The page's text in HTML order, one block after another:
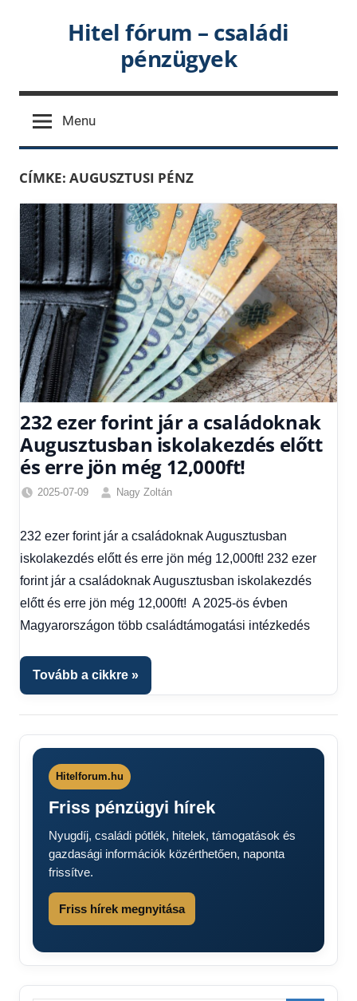
Hitel fórum – családi
pénzügyek
Menu
CÍMKE: AUGUSZTUSI PÉNZ
232 ezer forint jár a családoknak
Augusztusban iskolakezdés előtt
és erre jön még 12,000ft!
2025-07-09
Nagy Zoltán
Gazdaság,
Hírek,
Hírek
kézből,
232 ezer forint jár a családoknak Augusztusban
iskolakezdés előtt és erre jön még 12,000ft! 232 ezer
forint jár a családoknak Augusztusban iskolakezdés
előtt és erre jön még 12,000ft! A 2025-ös évben
Magyarországon több családtámogatási intézkedés
Tovább a cikkre
Hitelforum.hu
Friss pénzügyi hírek
Nyugdíj, családi pótlék, hitelek, támogatások és
gazdasági információk közérthetően, naponta
frissítve.
Friss hírek megnyitása